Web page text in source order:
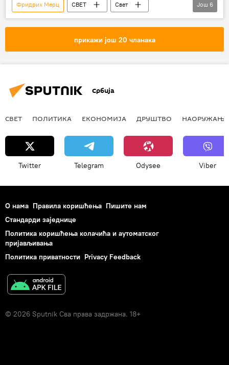
Фридрих Мерц СВЕТ
Свет
Политика
Европска унија (ЕУ)
Украјина
иницијатива
Још 6
прикажи још 20 чланака
Србија
СВЕТ ПОЛИТИКА ЕКОНОМИЈА ДРУШТВО НАОРУЖАЊЕ
Twitter Telegram Odysee Viber
О нама Правила коришћења Пишите нам
Стандарди заједнице
Политика коришћења колачића и аутоматског
пријављивања
Политика приватности Privacy Feedback
© 2026 Sputnik Сва права задржана. 18+